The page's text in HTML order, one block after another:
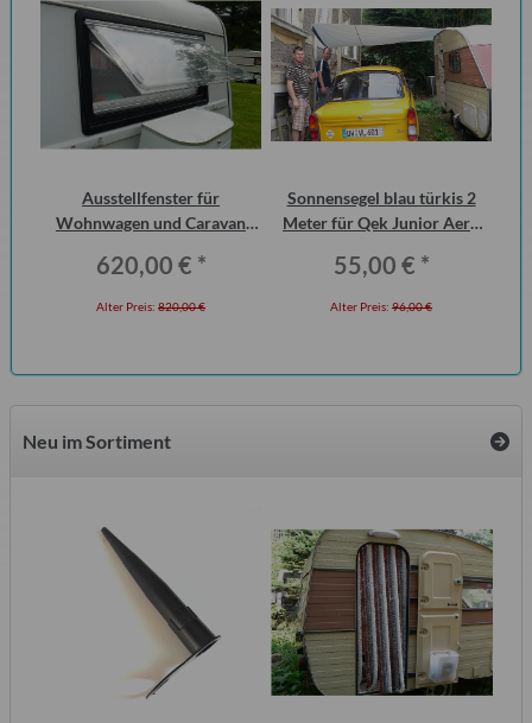
Ausstellfenster für
Wohnwagen und Caravan
Seitz
620,00 € *
Alter Preis: 820,00 €
Sonnensegel blau türkis 2
Meter für Qek Junior Aero
55,00 € *
Alter Preis: 96,00 €
Neu im Sortiment